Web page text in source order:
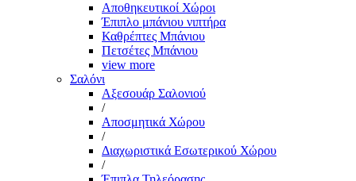
Αποθηκευτικοί Χώροι
Έπιπλο μπάνιου νιπτήρα
Καθρέπτες Μπάνιου
Πετσέτες Μπάνιου
view more
Σαλόνι
Αξεσουάρ Σαλονιού
/
Αποσμητικά Χώρου
/
Διαχωριστικά Εσωτερικού Χώρου
/